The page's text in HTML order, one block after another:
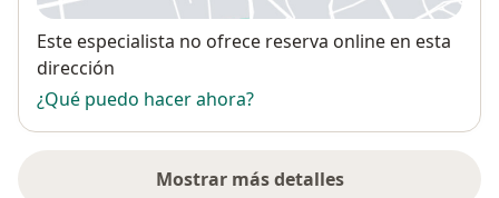
Disponibilidad
Este especialista no ofrece reserva online en esta
dirección
¿Qué puedo hacer ahora?
Mostrar más detalles
sobre la dirección